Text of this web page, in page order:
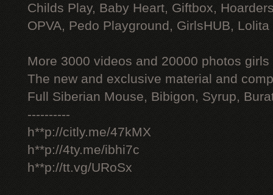
Childs Play, Baby Heart, Giftbox,
OPVA, Pedo Playground, GirlsHUB, Lolita
More 3000 videos and 20000 photos
The new and exclusive material and
Full Siberian Mouse, Bibigon, Syrup,
----------
h**p://citly.me/47kMX
h**p://4ty.me/ibhi7c
h**p://tt.vg/URoSx